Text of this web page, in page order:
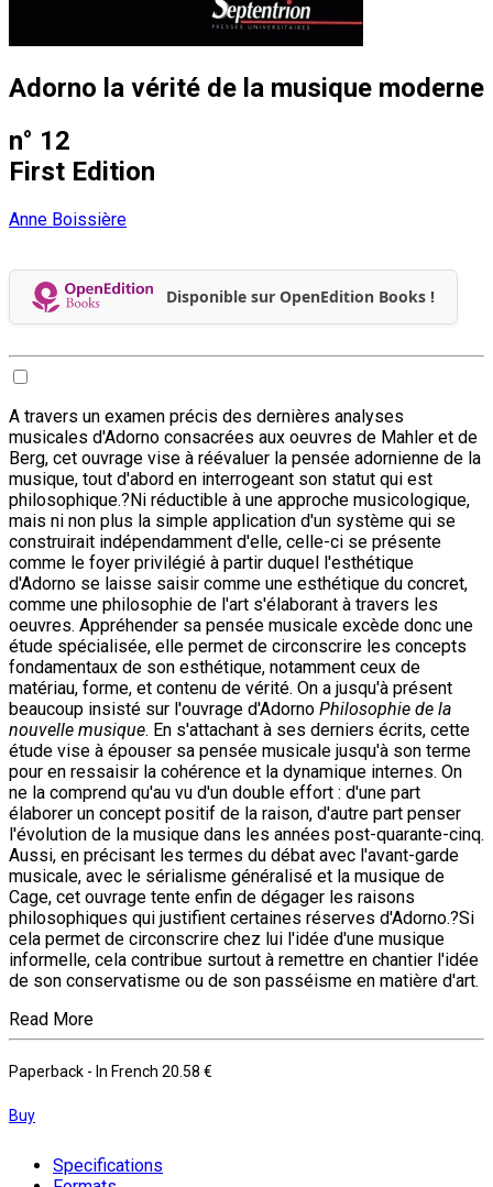
Adorno la vérité de la musique moderne
n° 12
First Edition
Anne Boissière
Disponible sur OpenEdition Books !
A travers un examen précis des dernières analyses
musicales d'Adorno consacrées aux oeuvres de Mahler et de
Berg, cet ouvrage vise à réévaluer la pensée adornienne de la
musique, tout d'abord en interrogeant son statut qui est
philosophique.?Ni réductible à une approche musicologique,
mais ni non plus la simple application d'un système qui se
construirait indépendamment d'elle, celle-ci se présente
comme le foyer privilégié à partir duquel l'esthétique
d'Adorno se laisse saisir comme une esthétique du concret,
comme une philosophie de l'art s'élaborant à travers les
oeuvres. Appréhender sa pensée musicale excède donc une
étude spécialisée, elle permet de circonscrire les concepts
fondamentaux de son esthétique, notamment ceux de
matériau, forme, et contenu de vérité. On a jusqu'à présent
beaucoup insisté sur l'ouvrage d'Adorno Philosophie de la
nouvelle musique. En s'attachant à ses derniers écrits, cette
étude vise à épouser sa pensée musicale jusqu'à son terme
pour en ressaisir la cohérence et la dynamique internes. On
ne la comprend qu'au vu d'un double effort : d'une part
élaborer un concept positif de la raison, d'autre part penser
l'évolution de la musique dans les années post-quarante-cinq.
Aussi, en précisant les termes du débat avec l'avant-garde
musicale, avec le sérialisme généralisé et la musique de
Cage, cet ouvrage tente enfin de dégager les raisons
philosophiques qui justifient certaines réserves d'Adorno.?Si
cela permet de circonscrire chez lui l'idée d'une musique
informelle, cela contribue surtout à remettre en chantier l'idée
de son conservatisme ou de son passéisme en matière d'art.
Read More
Paperback - In French 20.58 €
Buy
Specifications